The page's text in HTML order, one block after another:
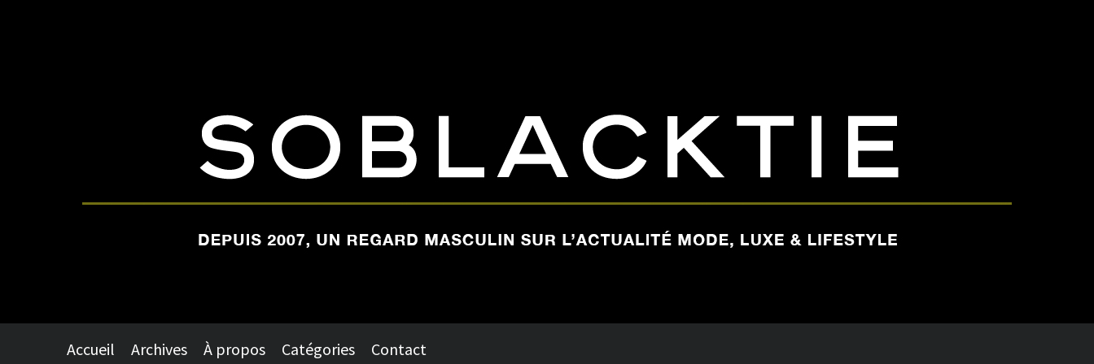
Accueil Archives À propos Catégories Contact